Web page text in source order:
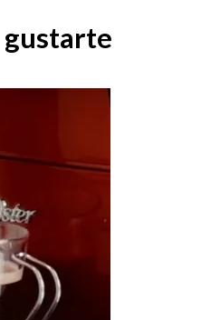
gustarte